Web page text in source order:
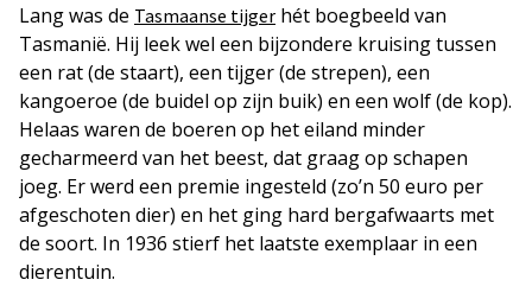
Lang was de Tasmaanse tijger hét boegbeeld van
Tasmanië. Hij leek wel een bijzondere kruising tussen
een rat (de staart), een tijger (de strepen), een
kangoeroe (de buidel op zijn buik) en een wolf (de kop).
Helaas waren de boeren op het eiland minder
gecharmeerd van het beest, dat graag op schapen
joeg. Er werd een premie ingesteld (zo’n 50 euro per
afgeschoten dier) en het ging hard bergafwaarts met
de soort. In 1936 stierf het laatste exemplaar in een
dierentuin.